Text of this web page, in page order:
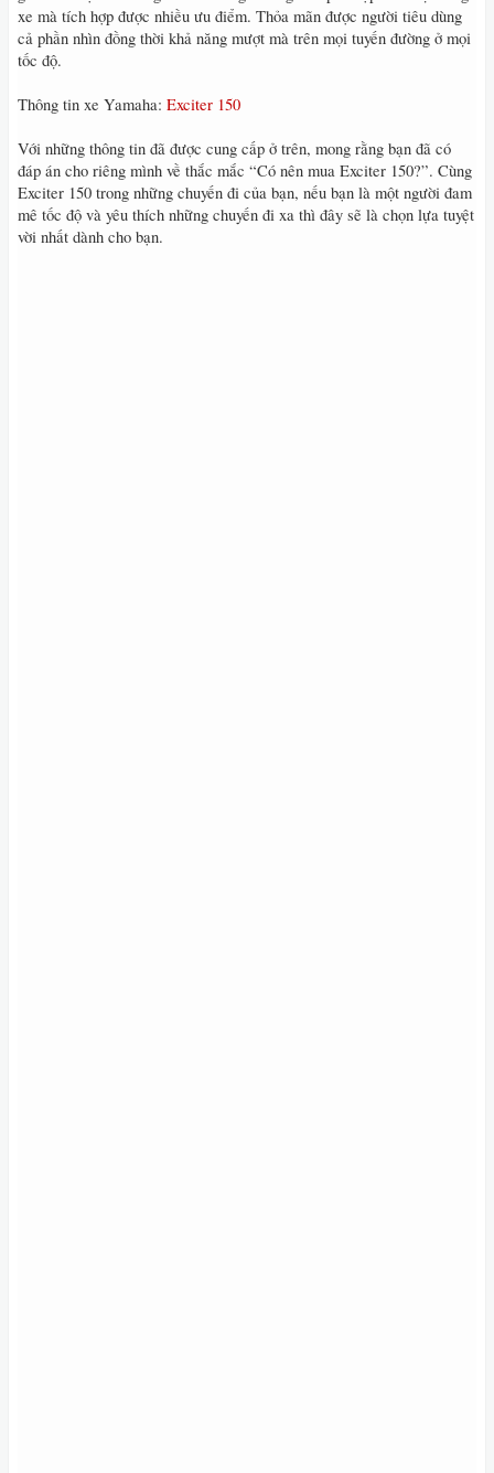
xe mà tích hợp được nhiều ưu điểm. Thỏa mãn được người tiêu dùng
cả phần nhìn đồng thời khả năng mượt mà trên mọi tuyến đường ở mọi
tốc độ.
Thông tin xe Yamaha: Exciter 150
Với những thông tin đã được cung cấp ở trên, mong rằng bạn đã có
đáp án cho riêng mình về thắc mắc “Có nên mua Exciter 150?”. Cùng
Exciter 150 trong những chuyến đi của bạn, nếu bạn là một người đam
mê tốc độ và yêu thích những chuyến đi xa thì đây sẽ là chọn lựa tuyệt
vời nhất dành cho bạn.